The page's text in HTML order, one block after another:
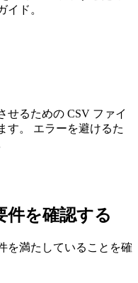
イド。
せるための CSV ファイ
す。 エラーを避けるた
件を確認する
を満たしていることを確